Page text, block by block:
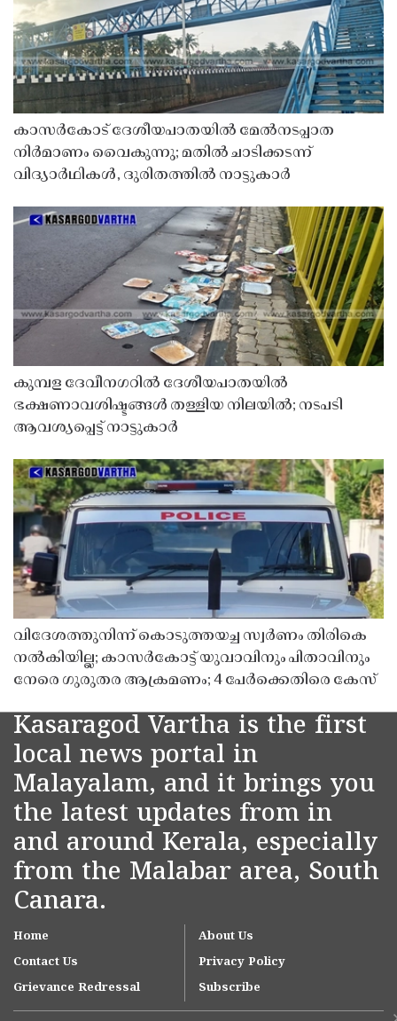
കാസർകോട് ദേശീയപാതയിൽ മേൽനടപ്പാത
നിർമാണം വൈകുന്നു; മതിൽ ചാടിക്കടന്ന്
വിദ്യാർഥികൾ, ദുരിതത്തിൽ നാട്ടുകാർ
കുമ്പള ദേവീനഗറിൽ ദേശീയപാതയിൽ
ഭക്ഷണാവശിഷ്ടങ്ങൾ തള്ളിയ നിലയിൽ; നടപടി
ആവശ്യപ്പെട്ട് നാട്ടുകാർ
വിദേശത്തുനിന്ന് കൊടുത്തയച്ച സ്വർണം തിരികെ
നൽകിയില്ല; കാസർകോട്ട് യുവാവിനും പിതാവിനും
നേരെ ഗുരുതര ആക്രമണം; 4 പേർക്കെതിരെ കേസ്
Kasaragod Vartha is the first
local news portal in
Malayalam, and it brings you
the latest updates from in
and around Kerala, especially
from the Malabar area, South
Canara.
Home
About Us
Contact Us
Privacy Policy
Grievance Redressal
Subscribe